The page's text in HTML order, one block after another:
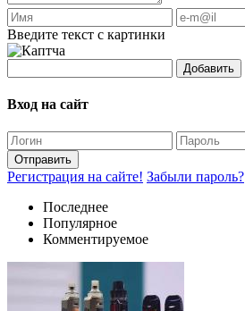
Введите текст с картинки
Добавить
Вход на сайт
Отправить
Регистрация на сайте! Забыли пароль?
Последнее
Популярное
Комментируемое